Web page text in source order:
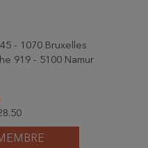
- 1070 Bruxelles
919 - 5100 Namur